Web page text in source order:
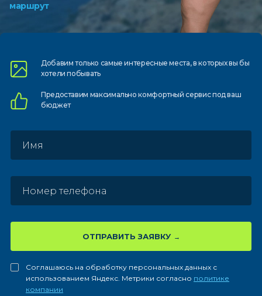
маршрут
Добавим только самыеинтересные места, в которыхвы бы
хотели побывать
Предоставим максимально комфортныйсервис под ваш
бюджет
ОТПРАВИТЬ ЗАЯВКУ
Соглашаюсь на обработку персональных данных с
использованием Яндекс. Метрики согласно политике
компании